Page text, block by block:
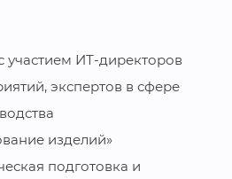
участием ИТ-директоров
экспертов в сфере
изделий»
подготовка и